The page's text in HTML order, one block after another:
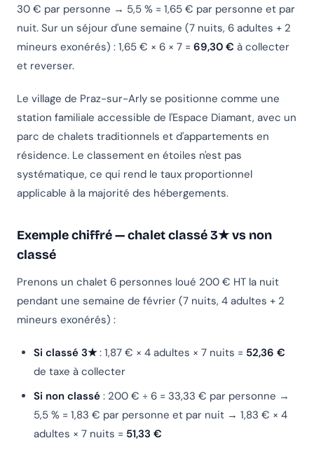
30 € par personne → 5,5 % = 1,65 € par personne et par
nuit. Sur un séjour d'une semaine (7 nuits, 6 adultes + 2
mineurs exonérés) : 1,65 € × 6 × 7 = 69,30 € à collecter
et reverser.
Le village de Praz-sur-Arly se positionne comme une
station familiale accessible de l'Espace Diamant, avec un
parc de chalets traditionnels et d'appartements en
résidence. Le classement en étoiles n'est pas
systématique, ce qui rend le taux proportionnel
applicable à la majorité des hébergements.
Exemple chiffré — chalet classé 3★ vs non
classé
Prenons un chalet 6 personnes loué 200 € HT la nuit
pendant une semaine de février (7 nuits, 4 adultes + 2
mineurs exonérés) :
Si classé 3★: 1,87 € × 4 adultes × 7 nuits = 52,36 €
de taxe à collecter
Si non classé : 200 € ÷ 6 = 33,33 € par personne →
5,5 % = 1,83 € par personne et par nuit → 1,83 € × 4
adultes × 7 nuits = 51,33 €